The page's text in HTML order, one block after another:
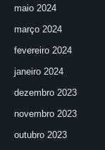
maio 2024
março 2024
fevereiro 2024
janeiro 2024
dezembro 2023
novembro 2023
outubro 2023